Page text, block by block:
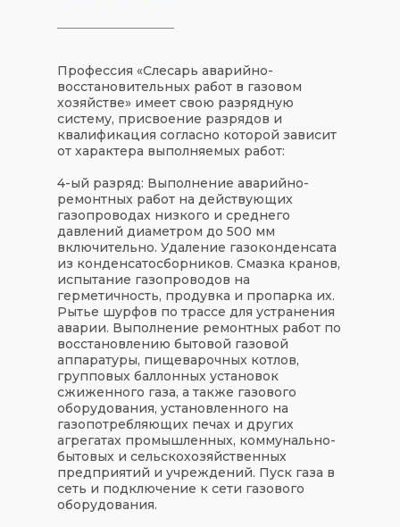
Профессия «Слесарь аварийно-
восстановительных работ в газовом
хозяйстве» имеет свою разрядную
систему, присвоение разрядов и
квалификация согласно которой зависит
от характера выполняемых работ:
4-ый разряд: Выполнение аварийно-
ремонтных работ на действующих
газопроводах низкого и среднего
давлений диаметром до 500 мм
включительно. Удаление газоконденсата
из конденсатосборников. Смазка кранов,
испытание газопроводов на
герметичность, продувка и пропарка их.
Рытье шурфов по трассе для устранения
аварии. Выполнение ремонтных работ по
восстановлению бытовой газовой
аппаратуры, пищеварочных котлов,
групповых баллонных установок
сжиженного газа, а также газового
оборудования, установленного на
газопотребляющих печах и других
агрегатах промышленных, коммунально-
бытовых и сельскохозяйственных
предприятий и учреждений. Пуск газа в
сеть и подключение к сети газового
оборудования.